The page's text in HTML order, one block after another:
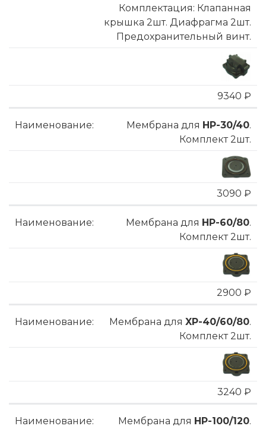
Комплектация: Клапанная
крышка 2шт. Диафрагма 2шт.
Предохранительный винт.
9340 ₽
Мембрана для HP-30/40.
Комплект 2шт.
3090 ₽
Мембрана для HP-60/80.
Комплект 2шт.
2900 ₽
Мембрана для XP-40/60/80.
Комплект 2шт.
3240 ₽
Мембрана для HP-100/120.